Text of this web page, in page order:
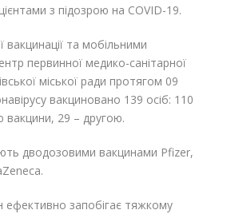
з підозрою на COVID-19.
вакцинації та мобільними
первинної медико-санітарної
міської ради протягом 09
вакциновано 139 осіб: 110
29 – другою.
дводозовими вакцинами Pfizer,
ефективно запобігає тяжкому